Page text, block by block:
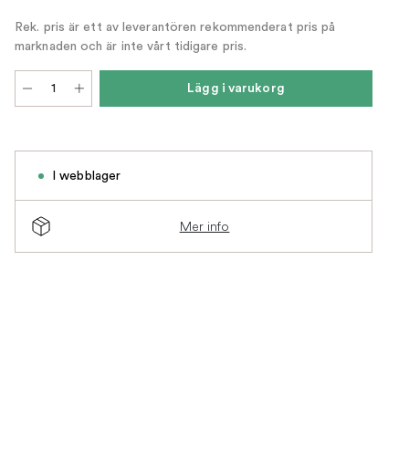
Rek. pris är ett av leverantören rekommenderat pris på
marknaden och är inte vårt tidigare pris.
Lägg i varukorg
I webblager
Mer info